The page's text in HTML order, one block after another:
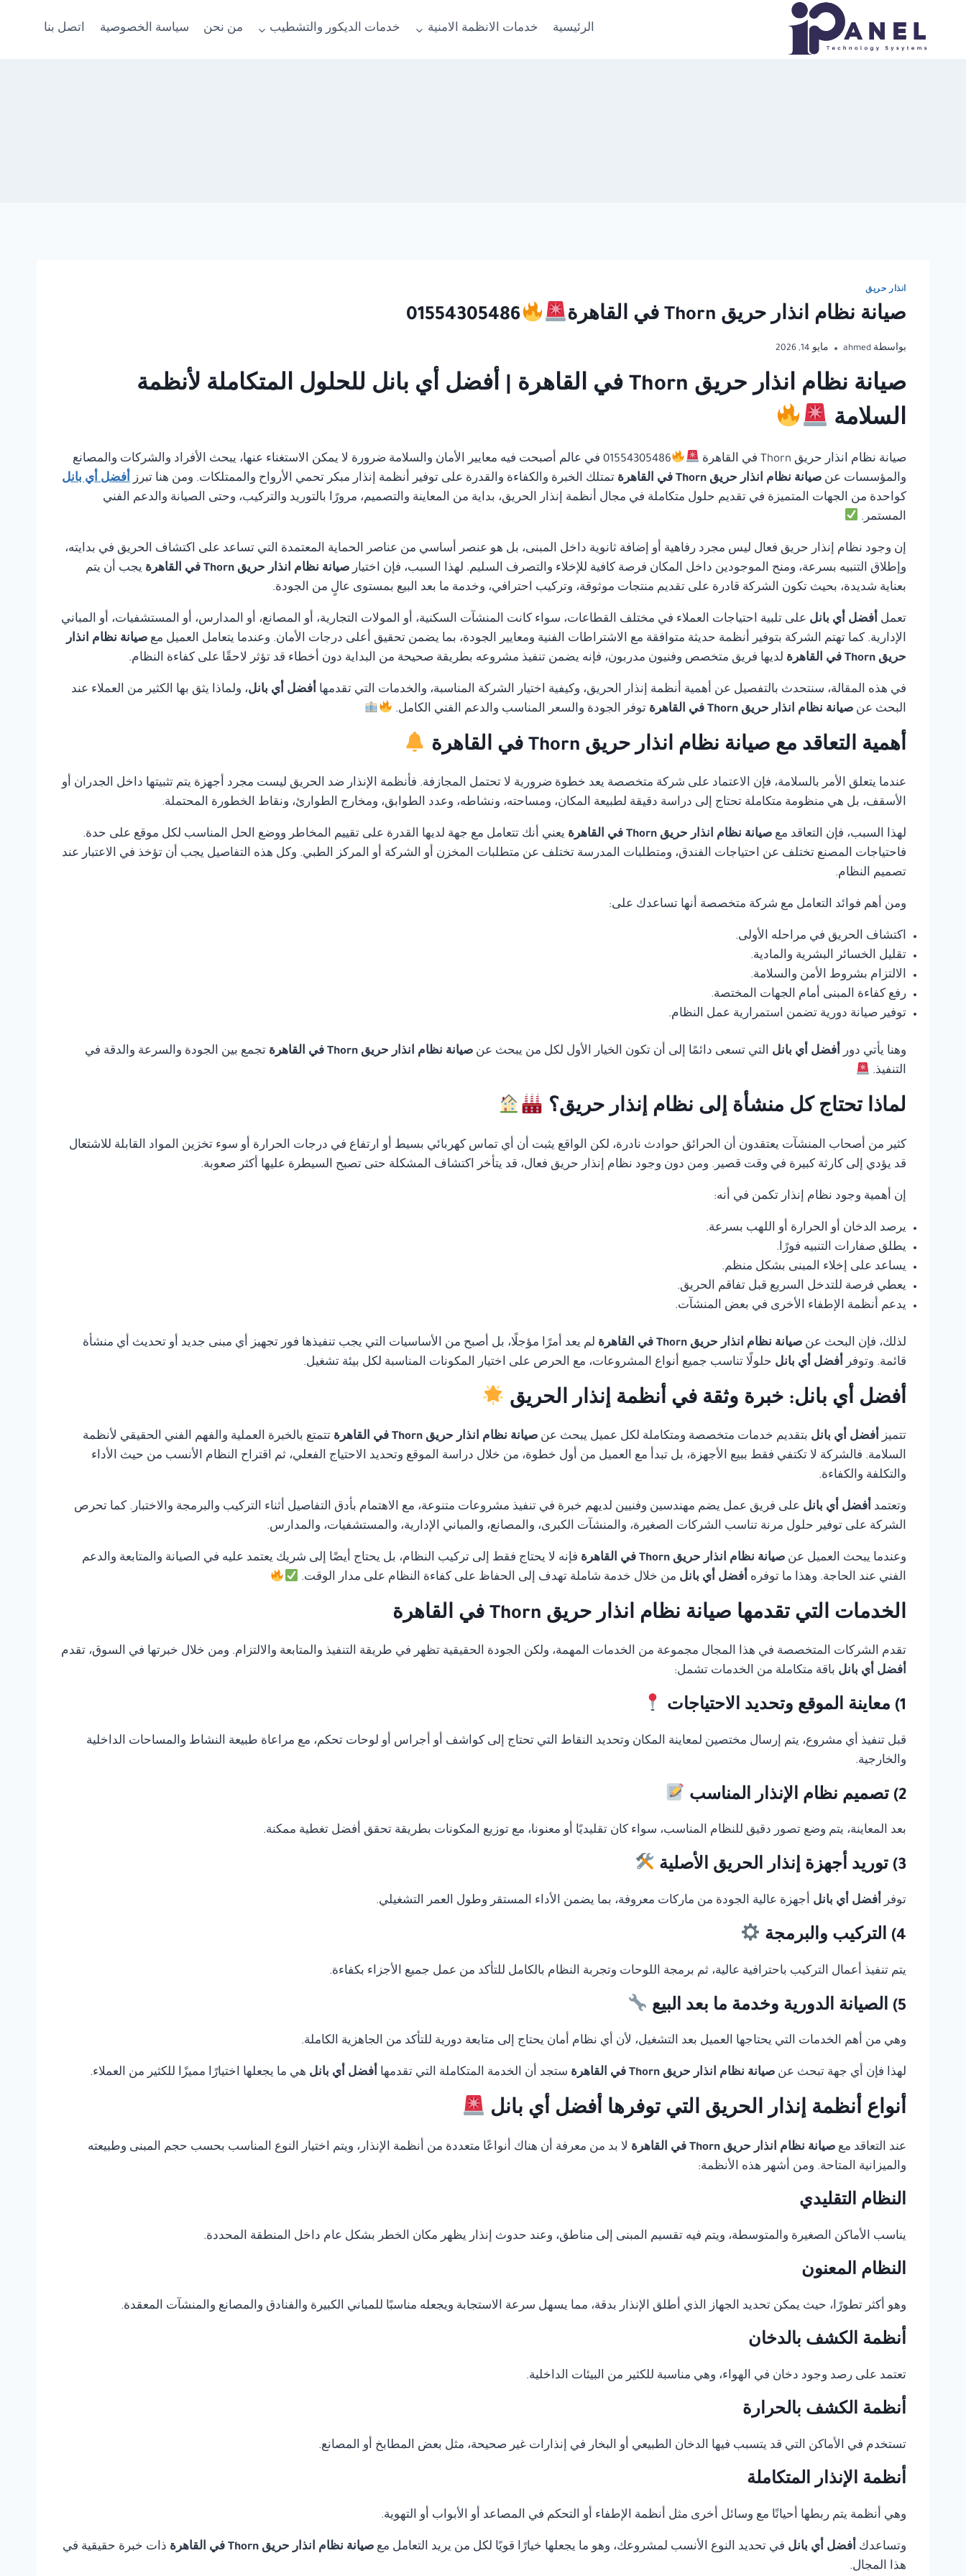
المحتوى
الرئيسية خدمات الانظمة الامنية خدمات الديكور والتشطيب من نحن سياسة الخصوصية اتصل بنا
انذار حريق
صيانة نظام انذار حريق Thorn في القاهرة 01554305486
بواسطة ahmed مايو 14, 2026
صيانة نظام انذار حريق Thorn في القاهرة | أفضل أي بانل للحلول المتكاملة لأنظمة
السلامة
صيانة نظام انذار حريق Thorn في القاهرة
01554305486 في عالم أصبحت فيه معايير الأمان والسلامة ضرورة لا يمكن الاستغناء عنها، يبحث الأفراد والشركات والمصانع
والمؤسسات عن صيانة نظام انذار حريق Thorn في القاهرة تمتلك الخبرة والكفاءة والقدرة على توفير أنظمة إنذار مبكر تحمي الأرواح والممتلكات. ومن هنا تبرز أفضل أي بانل
كواحدة من الجهات المتميزة في تقديم حلول متكاملة في مجال أنظمة إنذار الحريق، بداية من المعاينة والتصميم، مرورًا بالتوريد والتركيب، وحتى الصيانة والدعم الفني
المستمر.
إن وجود نظام إنذار حريق فعال ليس مجرد رفاهية أو إضافة ثانوية داخل المبنى، بل هو عنصر أساسي من عناصر الحماية المعتمدة التي تساعد على اكتشاف الحريق في بدايته،
وإطلاق التنبيه بسرعة، ومنح الموجودين داخل المكان فرصة كافية للإخلاء والتصرف السليم. لهذا السبب، فإن اختيار صيانة نظام انذار حريق Thorn في القاهرة
يجب أن يتم
بعناية شديدة، بحيث تكون الشركة قادرة على تقديم منتجات موثوقة، وتركيب احترافي، وخدمة ما بعد البيع بمستوى عالٍ من الجودة.
تعمل أفضل أي بانل على تلبية احتياجات العملاء في مختلف القطاعات، سواء كانت المنشآت السكنية، أو المولات التجارية، أو المصانع، أو المدارس، أو المستشفيات، أو المباني
الإدارية. كما تهتم الشركة بتوفير أنظمة حديثة متوافقة مع الاشتراطات الفنية ومعايير الجودة، بما يضمن تحقيق أعلى درجات الأمان. وعندما يتعامل العميل مع صيانة نظام انذار
حريق Thorn في القاهرة
لديها فريق متخصص وفنيون مدربون، فإنه يضمن تنفيذ مشروعه بطريقة صحيحة من البداية دون أخطاء قد تؤثر لاحقًا على كفاءة النظام.
في هذه المقالة، سنتحدث بالتفصيل عن أهمية أنظمة إنذار الحريق، وكيفية اختيار الشركة المناسبة، والخدمات التي تقدمها أفضل أي بانل، ولماذا يثق بها الكثير من العملاء عند
البحث عن صيانة نظام انذار حريق Thorn في القاهرة توفر الجودة والسعر المناسب والدعم الفني الكامل.
أهمية التعاقد مع صيانة نظام انذار حريق Thorn في القاهرة
عندما يتعلق الأمر بالسلامة، فإن الاعتماد على شركة متخصصة يعد خطوة ضرورية لا تحتمل المجازفة. فأنظمة الإنذار ضد الحريق ليست مجرد أجهزة يتم تثبيتها داخل الجدران أو
الأسقف، بل هي منظومة متكاملة تحتاج إلى دراسة دقيقة لطبيعة المكان، ومساحته، ونشاطه، وعدد الطوابق، ومخارج الطوارئ، ونقاط الخطورة المحتملة.
لهذا السبب، فإن التعاقد مع صيانة نظام انذار حريق Thorn في القاهرة
يعني أنك تتعامل مع جهة لديها القدرة على تقييم المخاطر ووضع الحل المناسب لكل موقع على حدة.
فاحتياجات المصنع تختلف عن احتياجات الفندق، ومتطلبات المدرسة تختلف عن متطلبات المخزن أو الشركة أو المركز الطبي. وكل هذه التفاصيل يجب أن تؤخذ في الاعتبار عند
تصميم النظام.
ومن أهم فوائد التعامل مع شركة متخصصة أنها تساعدك على:
اكتشاف الحريق في مراحله الأولى.
تقليل الخسائر البشرية والمادية.
الالتزام بشروط الأمن والسلامة.
رفع كفاءة المبنى أمام الجهات المختصة.
توفير صيانة دورية تضمن استمرارية عمل النظام.
وهنا يأتي دور أفضل أي بانل التي تسعى دائمًا إلى أن تكون الخيار الأول لكل من يبحث عن صيانة نظام انذار حريق Thorn في القاهرة
تجمع بين الجودة والسرعة والدقة في
التنفيذ.
لماذا تحتاج كل منشأة إلى نظام إنذار حريق؟
كثير من أصحاب المنشآت يعتقدون أن الحرائق حوادث نادرة، لكن الواقع يثبت أن أي تماس كهربائي بسيط أو ارتفاع في درجات الحرارة أو سوء تخزين المواد القابلة للاشتعال
قد يؤدي إلى كارثة كبيرة في وقت قصير. ومن دون وجود نظام إنذار حريق فعال، قد يتأخر اكتشاف المشكلة حتى تصبح السيطرة عليها أكثر صعوبة.
إن أهمية وجود نظام إنذار تكمن في أنه:
يرصد الدخان أو الحرارة أو اللهب بسرعة.
يطلق صفارات التنبيه فورًا.
يساعد على إخلاء المبنى بشكل منظم.
يعطي فرصة للتدخل السريع قبل تفاقم الحريق.
يدعم أنظمة الإطفاء الأخرى في بعض المنشآت.
لذلك، فإن البحث عن صيانة نظام انذار حريق Thorn في القاهرة
لم يعد أمرًا مؤجلًا، بل أصبح من الأساسيات التي يجب تنفيذها فور تجهيز أي مبنى جديد أو تحديث أي منشأة
قائمة. وتوفر أفضل أي بانل حلولًا تناسب جميع أنواع المشروعات، مع الحرص على اختيار المكونات المناسبة لكل بيئة تشغيل.
أفضل أي بانل: خبرة وثقة في أنظمة إنذار الحريق
تتميز أفضل أي بانل بتقديم خدمات متخصصة ومتكاملة لكل عميل يبحث عن صيانة نظام انذار حريق Thorn في القاهرة
تتمتع بالخبرة العملية والفهم الفني الحقيقي لأنظمة
السلامة. فالشركة لا تكتفي فقط ببيع الأجهزة، بل تبدأ مع العميل من أول خطوة، من خلال دراسة الموقع وتحديد الاحتياج الفعلي، ثم اقتراح النظام الأنسب من حيث الأداء
والتكلفة والكفاءة.
وتعتمد أفضل أي بانل على فريق عمل يضم مهندسين وفنيين لديهم خبرة في تنفيذ مشروعات متنوعة، مع الاهتمام بأدق التفاصيل أثناء التركيب والبرمجة والاختبار. كما تحرص
الشركة على توفير حلول مرنة تناسب الشركات الصغيرة، والمنشآت الكبرى، والمصانع، والمباني الإدارية، والمستشفيات، والمدارس.
وعندما يبحث العميل عن صيانة نظام انذار حريق Thorn في القاهرة
فإنه لا يحتاج فقط إلى تركيب النظام، بل يحتاج أيضًا إلى شريك يعتمد عليه في الصيانة والمتابعة والدعم
الفني عند الحاجة. وهذا ما توفره أفضل أي بانل من خلال خدمة شاملة تهدف إلى الحفاظ على كفاءة النظام على مدار الوقت.
الخدمات التي تقدمها صيانة نظام انذار حريق Thorn في القاهرة
تقدم الشركات المتخصصة في هذا المجال مجموعة من الخدمات المهمة، ولكن الجودة الحقيقية تظهر في طريقة التنفيذ والمتابعة والالتزام. ومن خلال خبرتها في السوق، تقدم
أفضل أي بانل باقة متكاملة من الخدمات تشمل:
1) معاينة الموقع وتحديد الاحتياجات
قبل تنفيذ أي مشروع، يتم إرسال مختصين لمعاينة المكان وتحديد النقاط التي تحتاج إلى كواشف أو أجراس أو لوحات تحكم، مع مراعاة طبيعة النشاط والمساحات الداخلية
والخارجية.
2) تصميم نظام الإنذار المناسب
بعد المعاينة، يتم وضع تصور دقيق للنظام المناسب، سواء كان تقليديًا أو معنونا، مع توزيع المكونات بطريقة تحقق أفضل تغطية ممكنة.
3) توريد أجهزة إنذار الحريق الأصلية
توفر أفضل أي بانل أجهزة عالية الجودة من ماركات معروفة، بما يضمن الأداء المستقر وطول العمر التشغيلي.
4) التركيب والبرمجة
يتم تنفيذ أعمال التركيب باحترافية عالية، ثم برمجة اللوحات وتجربة النظام بالكامل للتأكد من عمل جميع الأجزاء بكفاءة.
5) الصيانة الدورية وخدمة ما بعد البيع
وهي من أهم الخدمات التي يحتاجها العميل بعد التشغيل، لأن أي نظام أمان يحتاج إلى متابعة دورية للتأكد من الجاهزية الكاملة.
لهذا فإن أي جهة تبحث عن صيانة نظام انذار حريق Thorn في القاهرة ستجد أن الخدمة المتكاملة التي تقدمها أفضل أي بانل هي ما يجعلها اختيارًا مميزًا للكثير من العملاء.
أنواع أنظمة إنذار الحريق التي توفرها أفضل أي بانل
عند التعاقد مع صيانة نظام انذار حريق Thorn في القاهرة
لا بد من معرفة أن هناك أنواعًا متعددة من أنظمة الإنذار، ويتم اختيار النوع المناسب بحسب حجم المبنى وطبيعته
والميزانية المتاحة. ومن أشهر هذه الأنظمة:
النظام التقليدي
يناسب الأماكن الصغيرة والمتوسطة، ويتم فيه تقسيم المبنى إلى مناطق، وعند حدوث إنذار يظهر مكان الخطر بشكل عام داخل المنطقة المحددة.
النظام المعنون
وهو أكثر تطورًا، حيث يمكن تحديد الجهاز الذي أطلق الإنذار بدقة، مما يسهل سرعة الاستجابة ويجعله مناسبًا للمباني الكبيرة والفنادق والمصانع والمنشآت المعقدة.
أنظمة الكشف بالدخان
تعتمد على رصد وجود دخان في الهواء، وهي مناسبة للكثير من البيئات الداخلية.
أنظمة الكشف بالحرارة
تستخدم في الأماكن التي قد يتسبب فيها الدخان الطبيعي أو البخار في إنذارات غير صحيحة، مثل بعض المطابخ أو المصانع.
أنظمة الإنذار المتكاملة
وهي أنظمة يتم ربطها أحيانًا مع وسائل أخرى مثل أنظمة الإطفاء أو التحكم في المصاعد أو الأبواب أو التهوية.
وتساعدك أفضل أي بانل في تحديد النوع الأنسب لمشروعك، وهو ما يجعلها خيارًا قويًا لكل من يريد التعامل مع صيانة نظام انذار حريق Thorn في القاهرة
ذات خبرة حقيقية في
هذا المجال.